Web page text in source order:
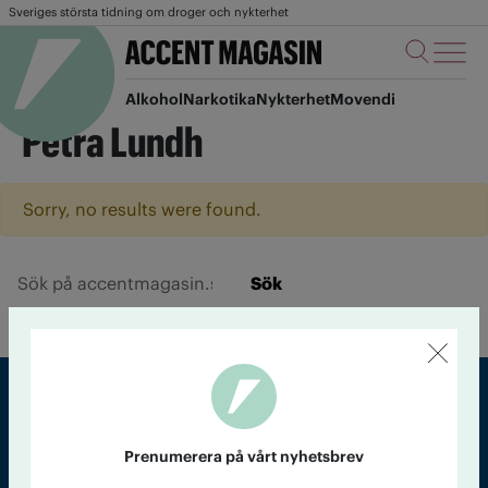
Sveriges största tidning om droger och nykterhet
AlkoholNarkotikaNykterhetMovendi
Petra Lundh
Sorry, no results were found.
Sök
Prenumerera på vårt nyhetsbrev